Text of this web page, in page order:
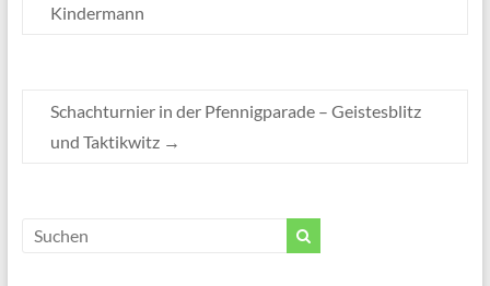
Kindermann
Schachturnier in der Pfennigparade – Geistesblitz
und Taktikwitz →